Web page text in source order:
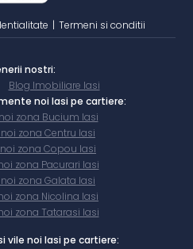
| Termeni si conditii
nostri:
Blog Imobiliare Iasi
noi Iasi pe cartiere:
zona Bucium Iasi
zona Centru Iasi
zona Copou Iasi
zona Pacurari Iasi
zona Galata Iasi
zona Nicolina Iasi
zona Tatarasi Iasi
vile noi Iasi pe cartiere: